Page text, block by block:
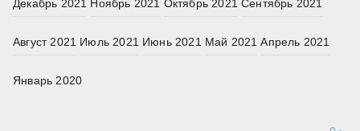
Декабрь 2021 Ноябрь 2021 Октябрь 2021 Сентябрь 2021
Август 2021 Июль 2021 Июнь 2021 Май 2021 Апрель 2021
Январь 2020